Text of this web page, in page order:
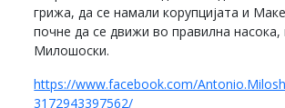
грижа, да се намали корупцијата и
почне да се движи во правилна насока,
Милошоски.
https://www.facebook.com/
3172943397562/